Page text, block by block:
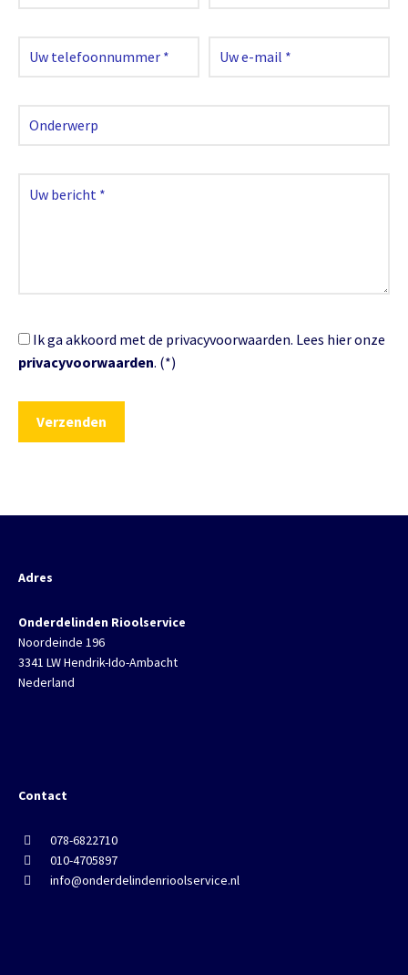
Ik ga akkoord met de privacyvoorwaarden. Lees hier onze
privacyvoorwaarden. (*)
Adres
Onderdelinden Rioolservice
Noordeinde 196
3341 LW Hendrik-Ido-Ambacht
Nederland
Contact
078-6822710
010-4705897
info@onderdelindenrioolservice.nl